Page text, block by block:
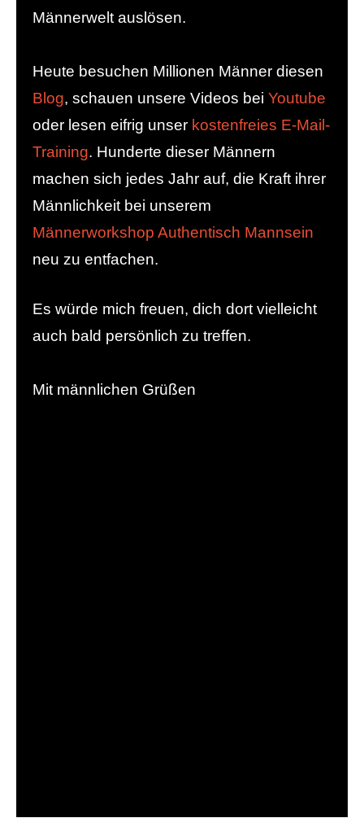
Männerwelt auslösen.
Heute besuchen Millionen Männer diesen
Blog, schauen unsere Videos bei Youtube
oder lesen eifrig unser kostenfreies E-Mail-
Training. Hunderte dieser Männern
machen sich jedes Jahr auf, die Kraft ihrer
Männlichkeit bei unserem
Männerworkshop Authentisch Mannsein
neu zu entfachen.
Es würde mich freuen, dich dort vielleicht
auch bald persönlich zu treffen.
Mit männlichen Grüßen